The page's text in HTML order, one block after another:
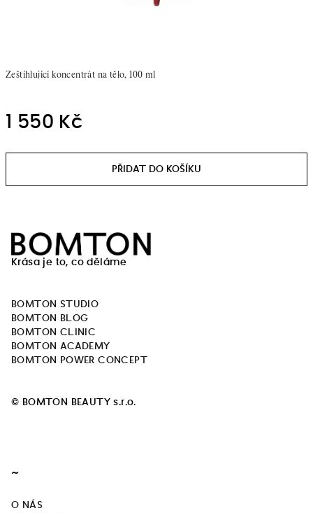
Zeštíhlující koncentrát na tělo, 100 ml
1 550 Kč
Krása je to, co děláme
BOMTON STUDIO
BOMTON BLOG
BOMTON CLINIC
BOMTON ACADEMY
BOMTON POWER CONCEPT
© BOMTON BEAUTY s.r.o.
~
O NÁS